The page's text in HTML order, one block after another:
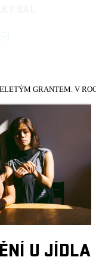
U JÍDLA
GRANTEM. V